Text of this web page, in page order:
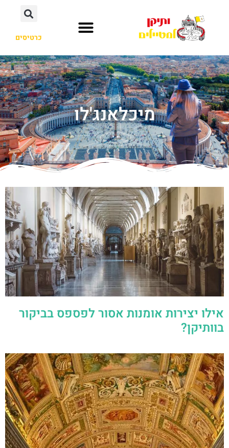
כרטיסים
מיכלאנג'לו
אילו יצירות אומנות אסור לפספס בביקור
בוותיקן?